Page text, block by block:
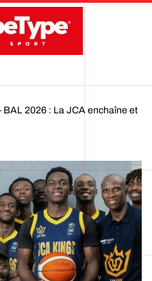
BAL 2026 : La JCA enchaîne et